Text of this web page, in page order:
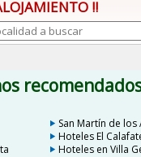
!!
San Martín de los
Hoteles El
Hoteles en Villa